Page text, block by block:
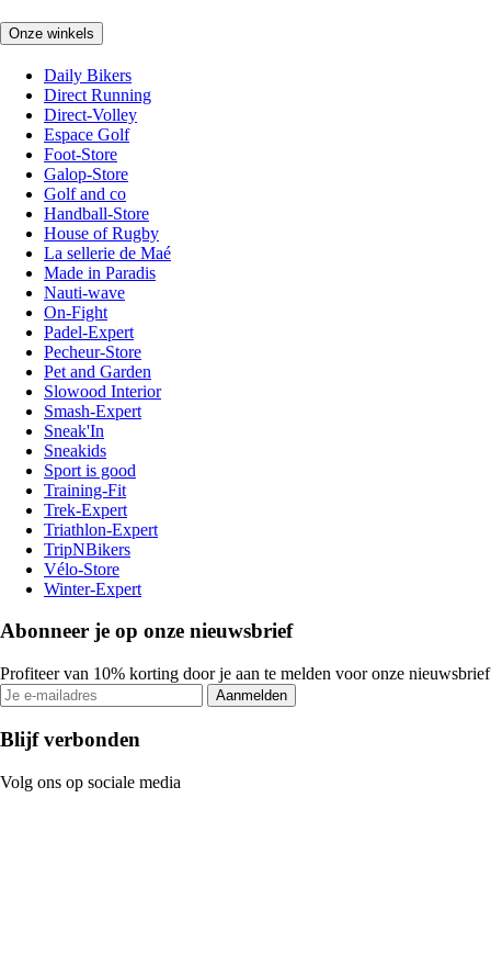
Onze winkels
Daily Bikers
Direct Running
Direct-Volley
Espace Golf
Foot-Store
Galop-Store
Golf and co
Handball-Store
House of Rugby
La sellerie de Maé
Made in Paradis
Nauti-wave
On-Fight
Padel-Expert
Pecheur-Store
Pet and Garden
Slowood Interior
Smash-Expert
Sneak'In
Sneakids
Sport is good
Training-Fit
Trek-Expert
Triathlon-Expert
TripNBikers
Vélo-Store
Winter-Expert
Abonneer je op onze nieuwsbrief
Profiteer van 10% korting door je aan te melden voor onze nieuwsbrief
Aanmelden
Blijf verbonden
Volg ons op sociale media